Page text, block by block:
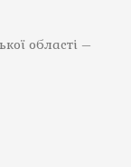
області –